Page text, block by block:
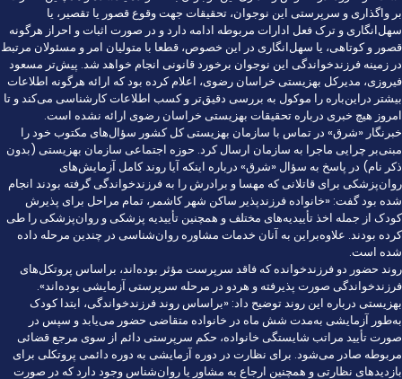
بر واگذاری و سرپرستی این نوجوان، تحقیقات جهت وقوع قصور یا تقصیر، یا
سهل‌انگاری و ترک فعل ادارات مربوطه ادامه دارد و در صورت اثبات و احراز هرگونه
قصور و کوتاهی، یا سهل‌انگاری در این خصوص، قطعا با متولیان امر و مسئولان مرتبط
در زمینه فرزندخواندگی این نوجوان برخورد قانونی انجام خواهد شد. پیش‌تر مسعود
فیروزی، مدیرکل بهزیستی خراسان رضوی، اعلام کرده بود که ارائه هرگونه اطلاعات
بیشتر در‌این‌باره را موکول به بررسی دقیق‌تر و کسب اطلاعات کارشناسی می‌کند و تا
امروز هیچ خبری درباره تحقیقات بهزیستی خراسان رضوی ارائه نشده است.
خبرنگار «شرق» در تماس با سازمان بهزیستی کل کشور سؤال‌های مکتوب خود را
مبنی‌بر چرایی ماجرا به سازمان ارسال کرد. حوزه اجتماعی سازمان بهزیستی (بدون
ذکر نام) در پاسخ به سؤال «شرق» درباره اینکه آیا روند کامل آزمایش‌های
روان‌پزشکی برای قاتلانی که مهسا و برادرش را به فرزندخواندگی گرفته بودند انجام
شده بود گفت: «خانواده فرزندپذیر ساکن شهر کاشمر، تمام مراحل برای پذیرش
کودک از جمله اخذ تأییدیه‌های مختلف و همچنین تأییدیه پزشکی و روان‌پزشکی را طی
کرده بودند. علاوه‌بر‌این به آنان خدمات مشاوره روان‌شناسی در چندین مرحله داده
شده است.
روند حضور دو فرزندخوانده که فاقد سرپرست مؤثر بوده‌اند، براساس پروتکل‌های
فرزندخواندگی صورت پذیرفته و هر‌دو در مرحله سرپرستی آزمایشی بوده‌اند».
بهزیستی درباره این روند توضیح داد: «براساس روند فرزندخواندگی، ابتدا کودک
به‌طور آزمایشی به‌مدت شش ماه در خانواده متقاضی حضور می‌یابد و سپس در
صورت تأیید مراتب شایستگی خانواده، حکم سرپرستی دائم از سوی مرجع قضائی
مربوطه صادر می‌شود. برای نظارت در دوره آزمایشی به دوره دائمی پروتکلی برای
بازدیدهای نظارتی و همچنین ارجاع به مشاور یا روان‌شناس وجود دارد که در صورت